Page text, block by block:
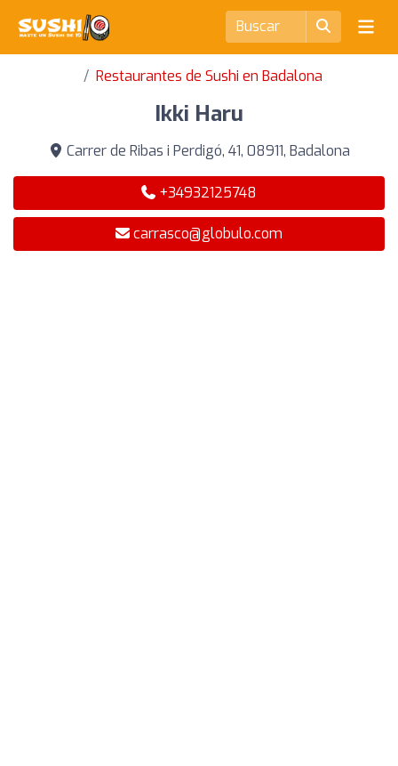
Restaurantes de Sushi en Badalona
Ikki Haru
Carrer de Ribas i Perdigó, 41, 08911, Badalona
+34932125748
carrasco@globulo.com